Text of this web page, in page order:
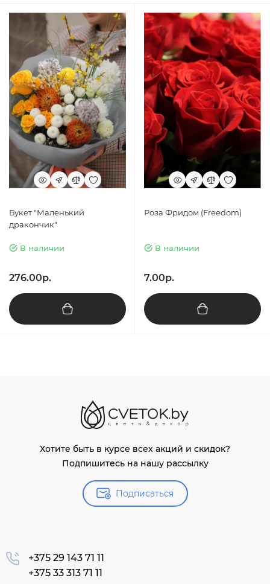
Букет "Маленький
дракончик"
В наличии
276.00р.
Роза Фридом (Freedom)
В наличии
7.00р.
Хотите быть в курсе всех акций и скидок?
Подпишитесь на нашу рассылку
Подписаться
+375 29 143 71 11
+375 33 313 71 11